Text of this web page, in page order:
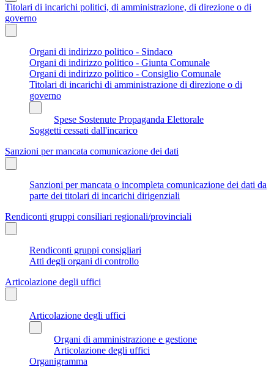
Titolari di incarichi politici, di amministrazione, di direzione o di
governo
Organi di indirizzo politico - Sindaco
Organi di indirizzo politico - Giunta Comunale
Organi di indirizzo politico - Consiglio Comunale
Titolari di incarichi di amministrazione di direzione o di
governo
Spese Sostenute Propaganda Elettorale
Soggetti cessati dall'incarico
Sanzioni per mancata comunicazione dei dati
Sanzioni per mancata o incompleta comunicazione dei dati da
parte dei titolari di incarichi dirigenziali
Rendiconti gruppi consiliari regionali/provinciali
Rendiconti gruppi consigliari
Atti degli organi di controllo
Articolazione degli uffici
Articolazione degli uffici
Organi di amministrazione e gestione
Articolazione degli uffici
Organigramma